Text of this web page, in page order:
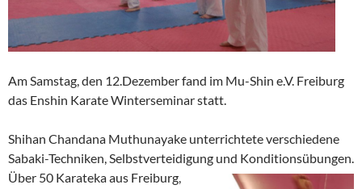
Am Samstag, den 12.Dezember fand im Mu-Shin e.V. Freiburg
das Enshin Karate Winterseminar statt.
Shihan Chandana Muthunayake unterrichtete verschiedene
Sabaki-Techniken, Selbstverteidigung und Konditionsübungen.
Über 50 Karateka aus Freiburg,